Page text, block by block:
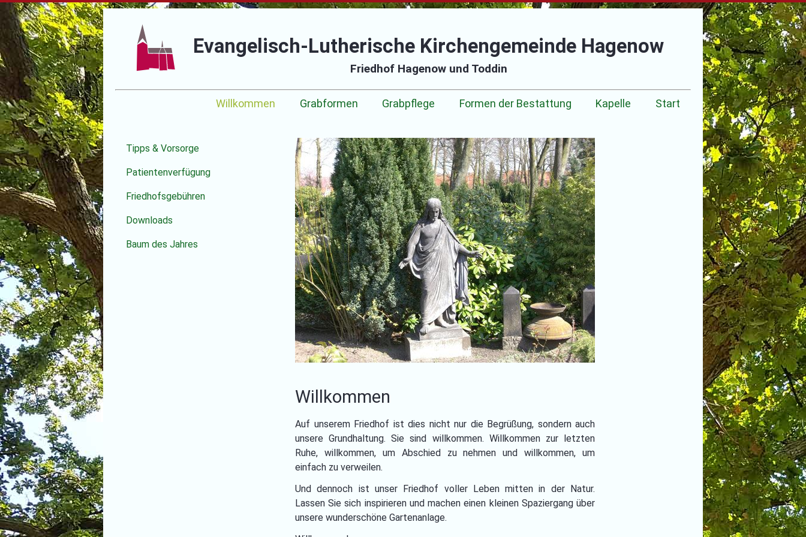
Evangelisch-Lutherische Kirchengemeinde Hagenow
Friedhof Hagenow und Toddin
Willkommen Grabformen Grabpflege Formen der Bestattung Kapelle Start
Willkommen
Auf unserem Friedhof ist dies nicht nur die Begrüßung, sondern auch
unsere Grundhaltung. Sie sind willkommen. Willkommen zur letzten
Ruhe, willkommen, um Abschied zu nehmen und willkommen, um
einfach zu verweilen.
Und dennoch ist unser Friedhof voller Leben mitten in der Natur.
Lassen Sie sich inspirieren und machen einen kleinen Spaziergang über
unsere wunderschöne Gartenanlage.
Navigation
überspringen
Tipps & Vorsorge
Patientenverfügung
Friedhofsgebühren
Downloads
Baum des Jahres